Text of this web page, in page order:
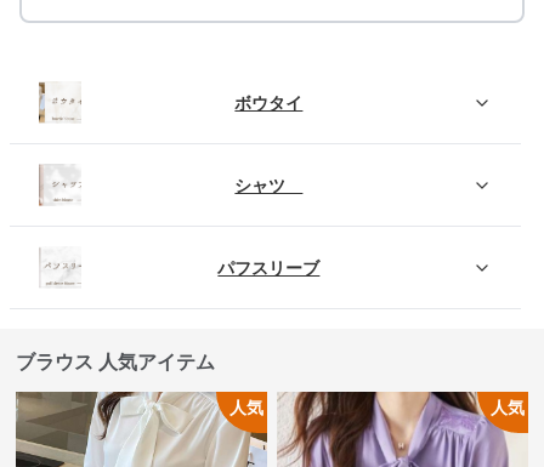
ボウタイ
シャツ
パフスリーブ
ブラウス 人気アイテム
人気 人気